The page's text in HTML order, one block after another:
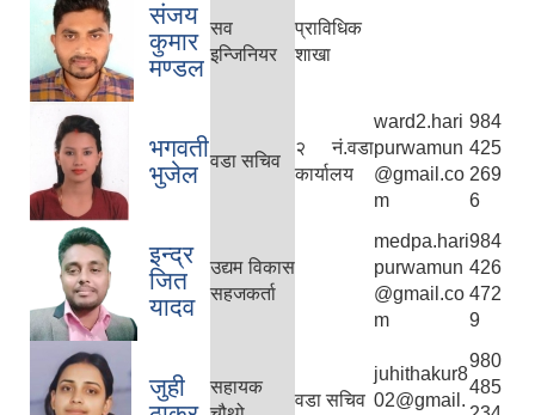
संजय
कुमार
मण्डल
सव
इन्जिनियर
प्राविधिक
शाखा
भगवती
भुजेल वडा सचिव
२ नं.वडा
कार्यालय
ward2.hari
purwamun
@gmail.co
m
984
425
269
6
इन्द्र
जित
यादव
उद्यम विकास
सहजकर्ता
medpa.hari
purwamun
@gmail.co
m
984
426
472
9
जुही
सहायक
वडा सचिव
juhithakur8
02@gmail.
980
485